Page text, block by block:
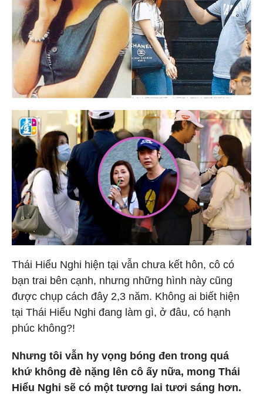
Thái Hiểu Nghi hiện tại vẫn chưa kết hôn, cô có
bạn trai bên cạnh, nhưng những hình này cũng
được chụp cách đây 2,3 năm. Không ai biết hiện
tại Thái Hiểu Nghi đang làm gì, ở đâu, có hạnh
phúc không?!
Nhưng tôi vẫn hy vọng bóng đen trong quá
khứ không đè nặng lên cô ấy nữa, mong Thái
Hiểu Nghi sẽ có một tương lai tươi sáng hơn.